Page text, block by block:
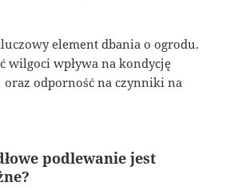
element dbania o ogrodu.
wilgoci wpływa na kondycję
odporność na czynniki na
podlewanie jest